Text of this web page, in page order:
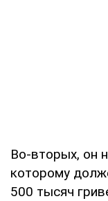
Во-вторых, он
которому
500 тысяч